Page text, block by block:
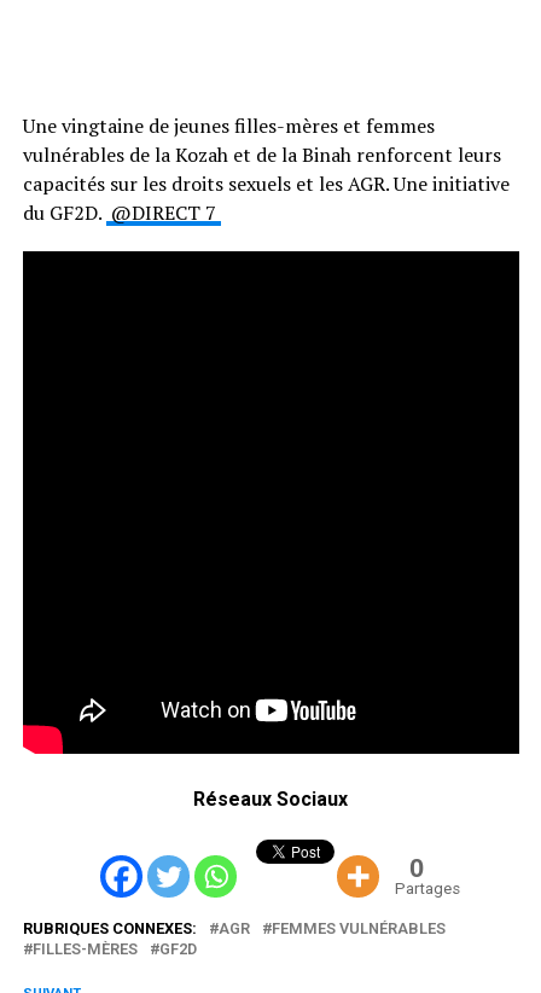
Une vingtaine de jeunes filles-mères et femmes
vulnérables de la Kozah et de la Binah renforcent leurs
capacités sur les droits sexuels et les AGR. Une initiative
du GF2D. @DIRECT 7
Réseaux Sociaux
0
Partages
RUBRIQUES CONNEXES: AGR
FEMMES VULNÉRABLES
FILLES-MÈRES
GF2D